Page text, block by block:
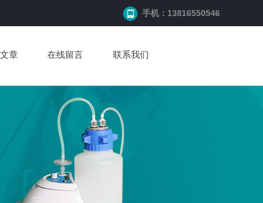
手机：13816550546
章 在线留言 联系我们